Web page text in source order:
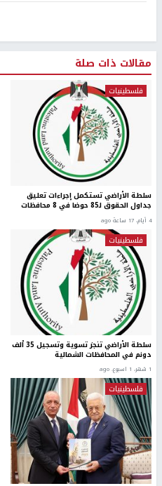
مقالات ذات صلة
فلسطينيات
سلطة الأراضي تستكمل إجراءات تعليق
جداول الحقوق لـ85 حوضا في 8 محافظات
4 أيام، 17 ساعة ago
فلسطينيات
سلطة الأراضي تنجز تسوية وتسجيل 35 ألف
دونم في المحافظات الشمالية
1 شهر، 1 اسبوع. ago
فلسطينيات